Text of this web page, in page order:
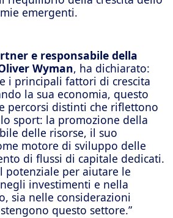
emergenti.
e responsabile della
Wyman, ha dichiarato:
i principali fattori di crescita
la sua economia, questo
percorsi distinti che riflettono
sport: la promozione della
delle risorse, il suo
motore di sviluppo delle
di flussi di capitale dedicati.
potenziale per aiutare le
investimenti e nella
sia nelle considerazioni
questo settore.”